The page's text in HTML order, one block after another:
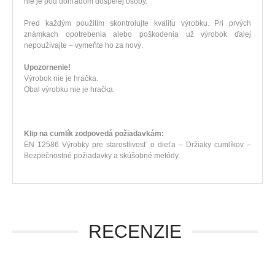
Pred každým použitím skontrolujte kvalitu výrobku. Pri prvých
známkach opotrebenia alebo poškodenia už výrobok ďalej
nepoužívajte – vymeňte ho za nový.
Upozornenie!
Výrobok nie je hračka.
Obal výrobku nie je hračka.
Klip na cumlík zodpovedá požiadavkám:
EN 12586 Výrobky pre starostlivosť o dieťa – Držiaky cumlíkov –
Bezpečnostné požiadavky a skúšobné metódy.
RECENZIE